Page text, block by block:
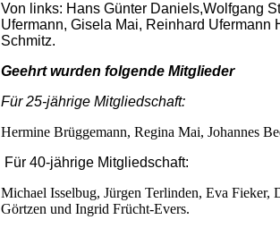
Von links: Hans Günter Daniels,Wolfgang
Ufermann, Gisela Mai, Reinhard Ufermann
Schmitz.
Geehrt wurden folgende Mitglieder
Für 25-jährige Mitgliedschaft:
Hermine Brüggemann, Regina Mai, Johannes
Für 40-jährige Mitgliedschaft:
Michael Isselbug, Jürgen Terlinden, Eva Fieker,
Görtzen und Ingrid Frücht-Evers.